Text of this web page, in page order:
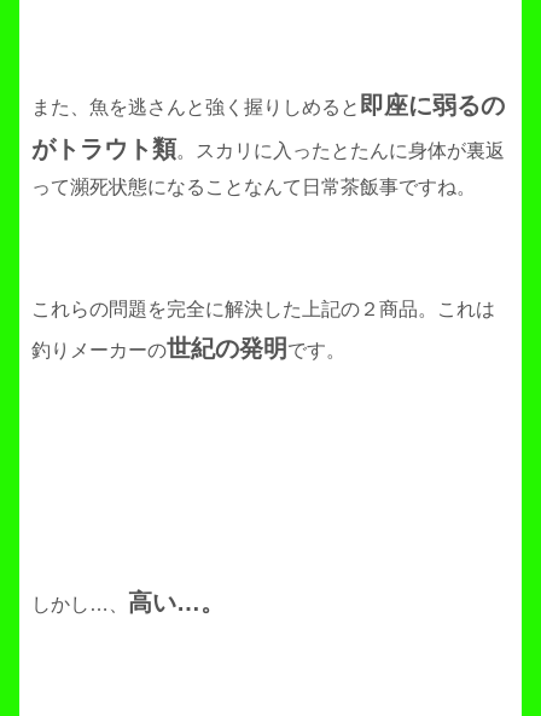
また、魚を逃さんと強く握りしめると 即座に弱るの
がトラウト類。スカリに入ったとたんに身体が裏返
って瀕死状態になることなんて日常茶飯事ですね。
これらの問題を完全に解決した上記の２商品。これは
釣りメーカーの世紀の発明 です。
しかし…、 高い…。